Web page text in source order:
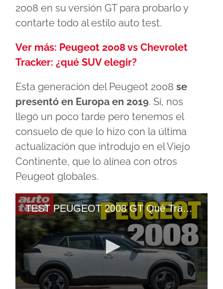
2008 en su versión GT para probarlo y
contarte todo al estilo auto test.
Ver más: Peugeot 2008 vs Chevrolet
Tracker: ¿qué SUV elegir?
Esta generación del Peugeot 2008 se
presentó en Europa en 2019. Sí, nos
llegó un poco tarde pero tenemos el
consuelo de que lo hizo con la última
actualización que introdujo en el Viejo
Continente, que lo alínea con otros
Peugeot globales.
TEST PEUGEOT 2008 GT Qué Trae, Equipamiento, CONSUMOS Y PRECIO